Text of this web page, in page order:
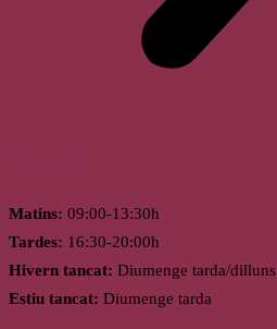
Matins: 09:00-13:30h
Tardes: 16:30-20:00h
Hivern tancat: Diumenge tarda/dilluns
Estiu tancat: Diumenge tarda